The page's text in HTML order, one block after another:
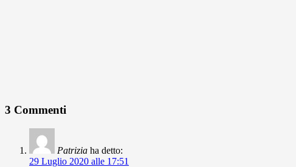
3 Commenti
Patrizia ha detto:
29 Luglio 2020 alle 17:51